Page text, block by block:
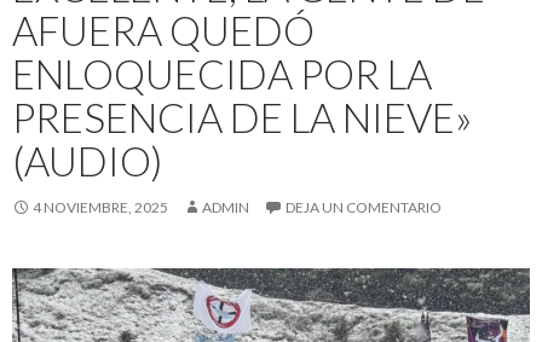
AFUERA QUEDÓ
ENLOQUECIDA POR LA
PRESENCIA DE LA NIEVE»
(AUDIO)
4 NOVIEMBRE, 2025 ADMIN DEJA UN COMENTARIO